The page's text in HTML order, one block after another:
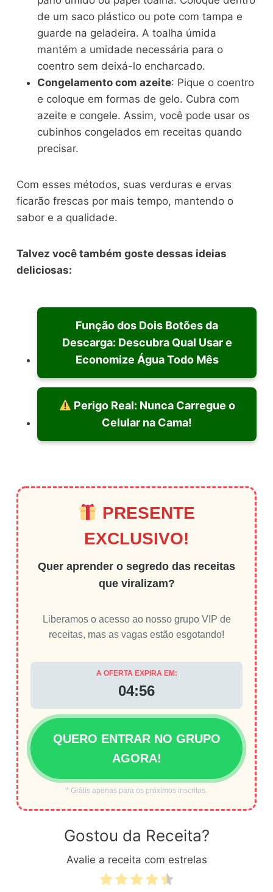
de um saco plástico ou pote com tampa e
guarde na geladeira. A toalha úmida
mantém a umidade necessária para o
coentro sem deixá-lo encharcado.
Congelamento com azeite: Pique o coentro
e coloque em formas de gelo. Cubra com
azeite e congele. Assim, você pode usar os
cubinhos congelados em receitas quando
precisar.
Com esses métodos, suas verduras e ervas
ficarão frescas por mais tempo, mantendo o
sabor e a qualidade.
Talvez você também goste dessas ideias
deliciosas:
Função dos Dois Botões da
Descarga: Descubra Qual Usar e
Economize Água Todo Mês
Perigo Real: Nunca Carregue o
Celular na Cama!
PRESENTE
EXCLUSIVO!
Quer aprender o segredo das receitas
que viralizam?
Liberamos o acesso ao nosso grupo VIP de
receitas, mas as vagas estão esgotando!
A OFERTA EXPIRA EM:
04:56
QUERO ENTRAR NO GRUPO
AGORA!
* Grátis apenas para os próximos inscritos.
Gostou da Receita?
Avalie a receita com estrelas